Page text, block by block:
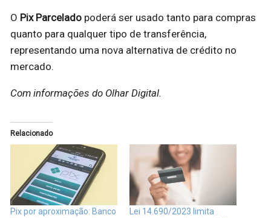
O Pix Parcelado poderá ser usado tanto para compras
quanto para qualquer tipo de transferência,
representando uma nova alternativa de crédito no
mercado.
Com informações do Olhar Digital.
Relacionado
Pix por aproximação: Banco
Lei 14.690/2023 limita